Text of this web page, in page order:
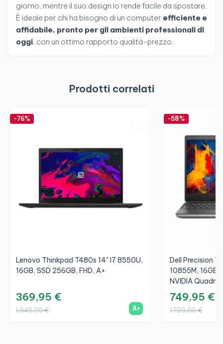
giorno, mentre il suo design lo rende facile da spostare.
È ideale per chi ha bisogno di un computer efficiente e
affidabile, pronto per gli ambienti professionali di
oggi, con un ottimo rapporto qualità-prezzo.
Prodotti correlati
-76%
Lenovo Thinkpad T480s 14" I7 8550U,
16GB, SSD 256GB, FHD, A+
369,95 €
1.549,00 € A+
-58%
Dell Precision
10855M, 16GB,
NVIDIA
749,95 €
1.799,00 €